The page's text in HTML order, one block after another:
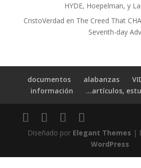
HYDE, Hoepelman, y
CristoVerdad en The Creed That
Seventh-day
alabanzas
documentos
artículos,
información
Diseñado por Elegant Themes |
WordPress